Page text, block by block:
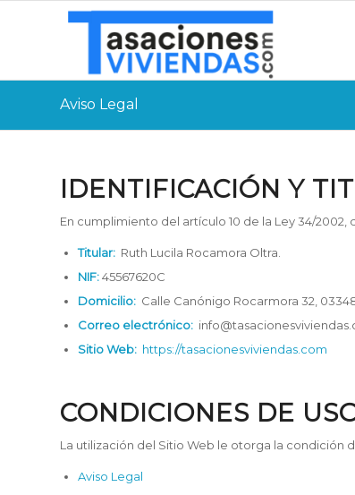
Aviso Legal
IDENTIFICACIÓN Y
En cumplimiento del artículo 10 de la Ley 34/
Titular: Ruth Lucila Rocamora Oltra.
NIF:45567620C
Domicilio: Calle Canónigo Rocarmora 32,
Correo electrónico:
Sitio Web: https://tasacionesviviendas.com
CONDICIONES DE
La utilización del Sitio Web le otorga la condición
Aviso Legal